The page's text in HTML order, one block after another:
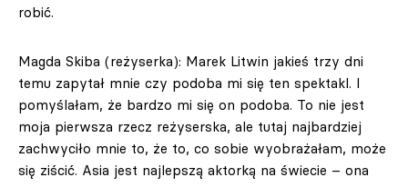
robić.
Magda Skiba (reżyserka): Marek Litwin jakieś trzy dni
temu zapytał mnie czy podoba mi się ten spektakl. I
pomyślałam, że bardzo mi się on podoba. To nie jest
moja pierwsza rzecz reżyserska, ale tutaj najbardziej
zachwyciło mnie to, że to, co sobie wyobrażałam, może
się ziścić. Asia jest najlepszą aktorką na świecie – ona